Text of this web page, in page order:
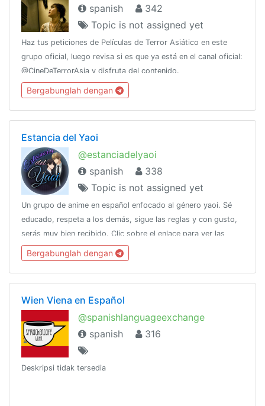
spanish
342
Topic is not assigned yet
Haz tus peticiones de Películas de Terror Asiático en este
grupo oficial, luego revisa si es que ya está en el canal oficial:
@CineDeTerrorAsia y disfruta del contenido.
Bergabunglah dengan
Estancia del Yaoi
@estanciadelyaoi
spanish
338
Topic is not assigned yet
Un grupo de anime en español enfocado al género yaoi. Sé
educado, respeta a los demás, sigue las reglas y con gusto,
serás muy bien recibido. Clic sobre el enlace para ver las
reglas:https://t.me/estanciadelyaoi/53974
Bergabunglah dengan
Wien Viena en Español
@spanishlanguageexchange
spanish
316
Deskripsi tidak tersedia